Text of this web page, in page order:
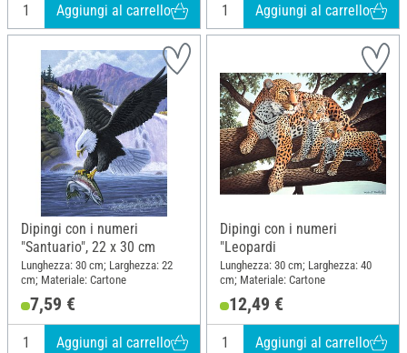
Aggiungi al carrello Aggiungi al carrello
Dipingi con i numeri
"Santuario", 22 x 30 cm
Lunghezza: 30 cm; Larghezza: 22
cm; Materiale: Cartone
7,59 €
Aggiungi al carrello
Dipingi con i numeri
"Leopardi
Lunghezza: 30 cm; Larghezza: 40
cm; Materiale: Cartone
12,49 €
Aggiungi al carrello